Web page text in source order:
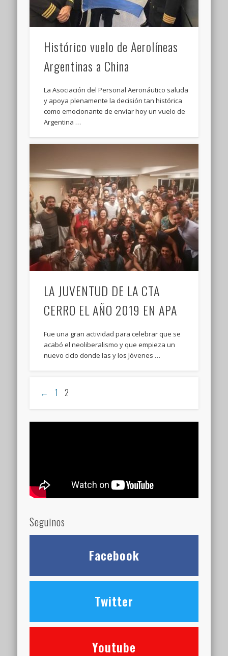
Histórico vuelo de Aerolíneas
Argentinas a China
La Asociación del Personal Aeronáutico saluda
y apoya plenamente la decisión tan histórica
como emocionante de enviar hoy un vuelo de
Argentina …
LA JUVENTUD DE LA CTA
CERRO EL AÑO 2019 EN APA
Fue una gran actividad para celebrar que se
acabó el neoliberalismo y que empieza un
nuevo ciclo donde las y los Jóvenes …
← 1 2
Seguinos
Facebook
Twitter
Youtube